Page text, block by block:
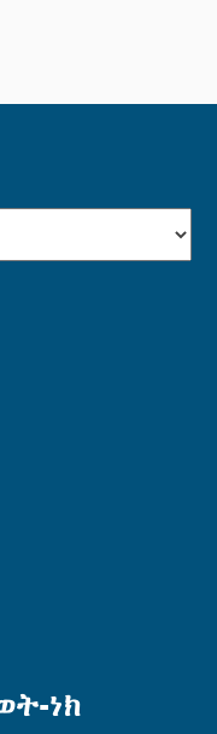
ነክ